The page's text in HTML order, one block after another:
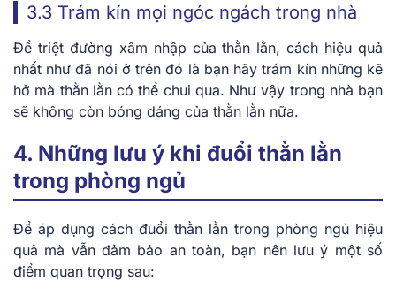
3.3 Trám kín mọi ngóc ngách trong nhà
Để triệt đường xâm nhập của thằn lằn, cách hiệu quả
nhất như đã nói ở trên đó là bạn hãy trám kín những kẽ
hở mà thằn lằn có thể chui qua. Như vậy trong nhà bạn
sẽ không còn bóng dáng của thằn lằn nữa.
4. Những lưu ý khi đuổi thằn lằn
trong phòng ngủ
Để áp dụng cách đuổi thằn lằn trong phòng ngủ hiệu
quả mà vẫn đảm bảo an toàn, bạn nên lưu ý một số
điểm quan trọng sau: